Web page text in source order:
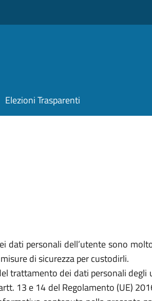
Elezioni Trasparenti
dati personali dell’utente sono
di sicurezza per custodirli.
trattamento dei dati personali
13 e 14 del Regolamento (UE)